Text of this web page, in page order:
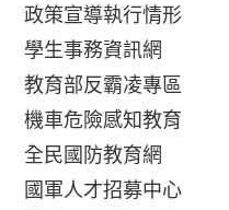
政策宣導執行情形
學生事務資訊網
教育部反霸凌專區
機車危險感知教育
全民國防教育網
國軍人才招募中心